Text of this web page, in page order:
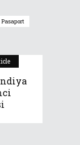
Pasaport